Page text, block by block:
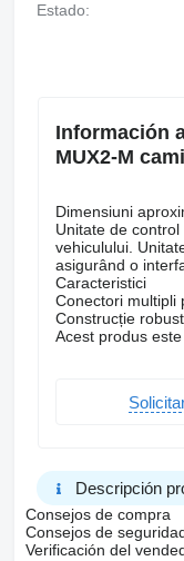
Estado:
Información
MUX2-M
Dimensiuni
Unitate de
vehiculului.
asigurând o
Caracteristici
Conectori multipli
Construcție
Acest produs
Descripción
Consejos de compra
Consejos de
Verificación del